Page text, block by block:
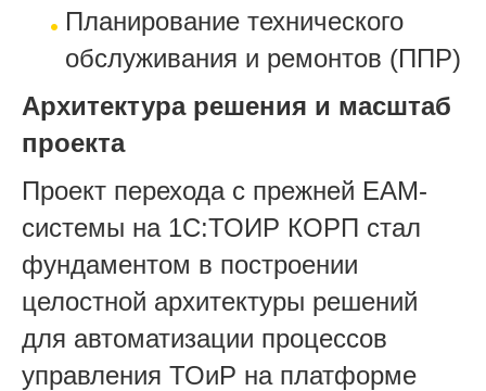
Планирование технического
обслуживания и ремонтов (ППР)
Архитектура решения и масштаб
проекта
Проект перехода с прежней EAM-
системы на 1С:ТОИР КОРП стал
фундаментом в построении
целостной архитектуры решений
для автоматизации процессов
управления ТОиР на платформе